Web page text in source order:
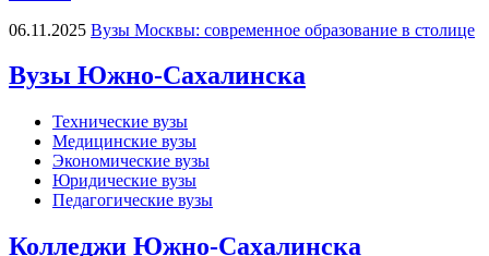
06.11.2025 Вузы Москвы: современное образование в столице
Вузы Южно-Сахалинска
Технические вузы
Медицинские вузы
Экономические вузы
Юридические вузы
Педагогические вузы
Колледжи Южно-Сахалинска